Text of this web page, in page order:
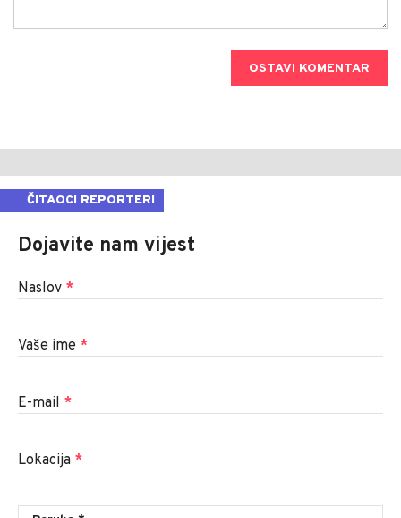
OSTAVI KOMENTAR
ČITAOCI REPORTERI
Dojavite nam vijest
Naslov *
Vaše ime *
E-mail *
Lokacija *